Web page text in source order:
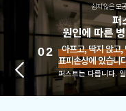
쉽지 않은 모
퍼
원인에 따른
02
아프고, 딱지 앉고
표피손상에 있습니
퍼스트는 다릅니다.